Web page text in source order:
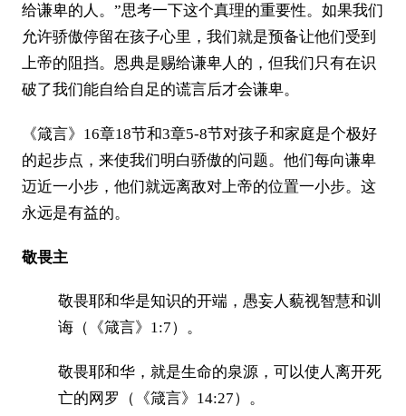
给谦卑的人。”思考一下这个真理的重要性。如果我们
允许骄傲停留在孩子心里，我们就是预备让他们受到
上帝的阻挡。恩典是赐给谦卑人的，但我们只有在识
破了我们能自给自足的谎言后才会谦卑。
《箴言》16章18节和3章5-8节对孩子和家庭是个极好
的起步点，来使我们明白骄傲的问题。他们每向谦卑
迈近一小步，他们就远离敌对上帝的位置一小步。这
永远是有益的。
敬畏主
敬畏耶和华是知识的开端，愚妄人藐视智慧和训
诲（《箴言》1:7）。
敬畏耶和华，就是生命的泉源，可以使人离开死
亡的网罗（《箴言》14:27）。